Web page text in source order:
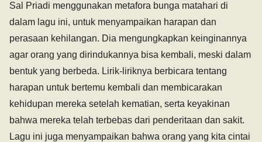
Sal Priadi menggunakan metafora bunga matahari di
dalam lagu ini, untuk menyampaikan harapan dan
perasaan kehilangan. Dia mengungkapkan keinginannya
agar orang yang dirindukannya bisa kembali, meski dalam
bentuk yang berbeda. Lirik-liriknya berbicara tentang
harapan untuk bertemu kembali dan membicarakan
kehidupan mereka setelah kematian, serta keyakinan
bahwa mereka telah terbebas dari penderitaan dan sakit.
Lagu ini juga menyampaikan bahwa orang yang kita cintai